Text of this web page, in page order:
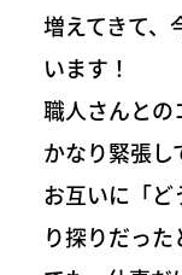
増えてきて、
います！
職人さんとの
かなり緊張し
お互いに「
り探りだった